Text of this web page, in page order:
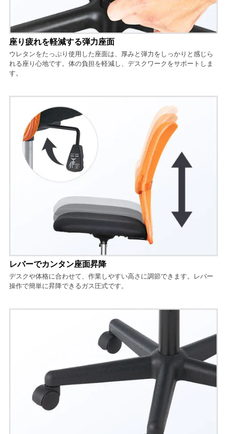
座り疲れを軽減する弾力座面
ウレタンをたっぷり使用した座面は、厚みと弾力をしっかりと感じら
れる座り心地です。体の負担を軽減し、デスクワークをサポートしま
す。
レバーでカンタン座面昇降
デスクや体格に合わせて、作業しやすい高さに調節できます。レバー
操作で簡単に昇降できるガス圧式です。